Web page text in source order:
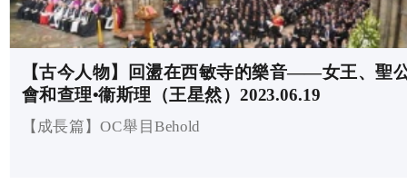
【古今人物】回盪在西敏寺的樂音——女王、聖
會和查理•衞斯理（王星然）2023.06.19
【成長篇】OC舉目Behold